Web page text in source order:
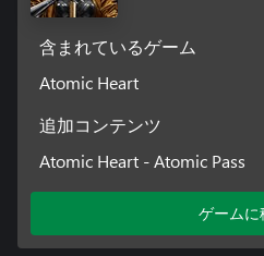
含まれているゲーム
Atomic Heart
追加コンテンツ
Atomic Heart - Atomic Pass
ゲームに